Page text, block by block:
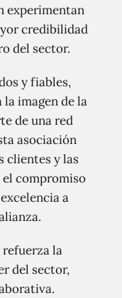
experimentan
credibilidad
del sector.
y fiables,
imagen de la
de una red
asociación
clientes y las
el compromiso
a
refuerza la
del sector,